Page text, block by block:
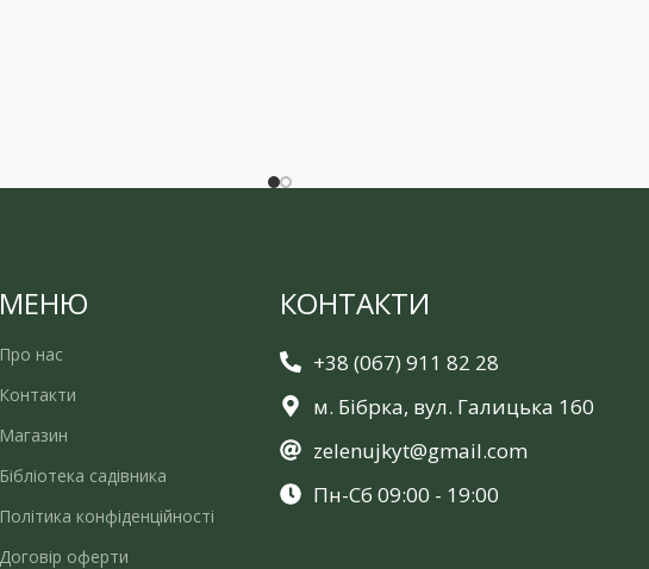
МЕНЮ
Про нас
Контакти
Магазин
Бібліотека садівника
Політика конфіденційності
Договір оферти
КОНТАКТИ
+38 (067) 911 82 28
м. Бібрка, вул. Галицька 160
zelenujkyt@gmail.com
Пн-Сб 09:00 - 19:00